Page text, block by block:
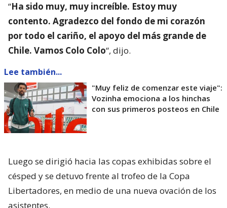
“Ha sido muy, muy increíble. Estoy muy
contento. Agradezco del fondo de mi corazón
por todo el cariño, el apoyo del más grande de
Chile. Vamos Colo Colo“, dijo.
Lee también...
"Muy feliz de comenzar este viaje":
Vozinha emociona a los hinchas
con sus primeros posteos en Chile
Luego se dirigió hacia las copas exhibidas sobre el
césped y se detuvo frente al trofeo de la Copa
Libertadores, en medio de una nueva ovación de los
asistentes.